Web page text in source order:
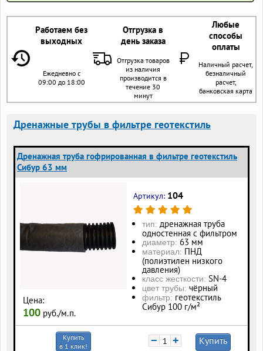
Работаем без
выходных
Отгрузка в
день заказа
Любые
способы
оплаты
Ежедневно с
09:00 до 18:00
Отгрузка товаров
из наличия
производится в
течение 30
минут
Наличный расчет,
безналичный
расчет,
банковская карта
Дренажные трубы в фильтре геотекстиль
Дренажная труба гофрированная в фильтре геотекстиль
Сибур 63 мм
Цена:
100 руб./м.п.
Артикул: 104
тип: дренажная труба
одностенная с фильтром
диаметр: 63 мм
материал: ПНД
(полиэтилен низкого
давления)
класс жесткости: SN-4
цвет трубы: чёрный
фильтр: геотекстиль
Сибур 100 г/м²
Купить
в 1 клик!
− + Купить